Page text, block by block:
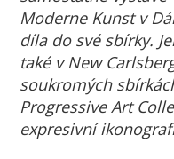
Moderne Kunst v
díla do své sbírky.
také v New
soukromých
Progressive Art
expresivní